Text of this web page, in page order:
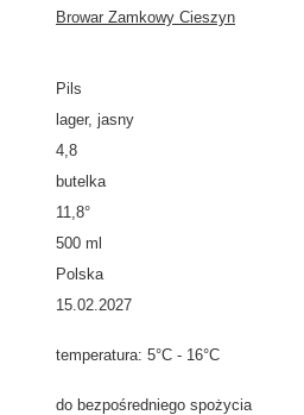
Browar Zamkowy Cieszyn
Pils
lager, jasny
4,8
butelka
11,8°
500 ml
Polska
15.02.2027
temperatura: 5°C - 16°C
do bezpośredniego spożycia